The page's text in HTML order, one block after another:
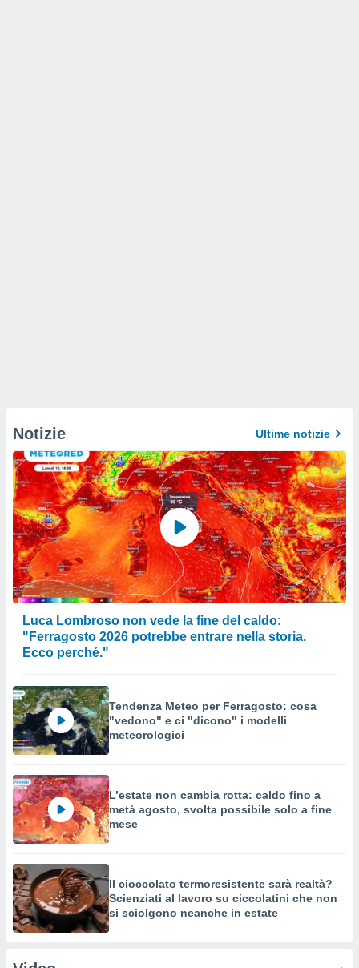
Notizie Ultime notizie
Luca Lombroso non vede la fine del caldo:
"Ferragosto 2026 potrebbe entrare nella storia.
Ecco perché."
Tendenza Meteo per Ferragosto: cosa
"vedono" e ci "dicono" i modelli
meteorologici
L’estate non cambia rotta: caldo fino a
metà agosto, svolta possibile solo a fine
mese
Il cioccolato termoresistente sarà realtà?
Scienziati al lavoro su ciccolatini che non
si sciolgono neanche in estate